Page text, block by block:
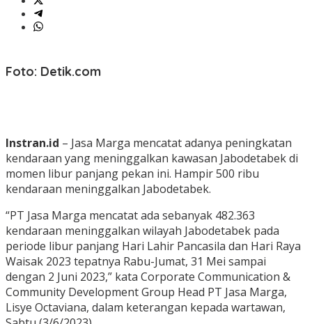
Foto: Detik.com
Instran.id – Jasa Marga mencatat adanya peningkatan
kendaraan yang meninggalkan kawasan Jabodetabek di
momen libur panjang pekan ini. Hampir 500 ribu
kendaraan meninggalkan Jabodetabek.
“PT Jasa Marga mencatat ada sebanyak 482.363
kendaraan meninggalkan wilayah Jabodetabek pada
periode libur panjang Hari Lahir Pancasila dan Hari Raya
Waisak 2023 tepatnya Rabu-Jumat, 31 Mei sampai
dengan 2 Juni 2023,” kata Corporate Communication &
Community Development Group Head PT Jasa Marga,
Lisye Octaviana, dalam keterangan kepada wartawan,